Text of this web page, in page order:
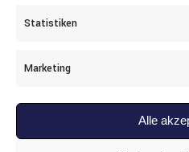
Statistiken
Marketing
Alle